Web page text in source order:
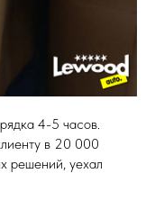
4-5 часов.
в 20 000
решений, уехал